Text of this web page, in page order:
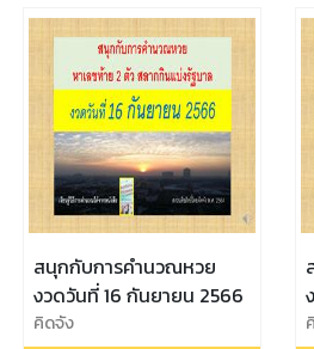
สนุกกับการคำนวณหวย
งวดวันที่ 16 กันยายน 2566
คิดจัง